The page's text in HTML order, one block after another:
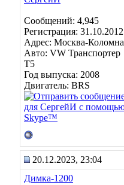
Сообщений: 4,945
Регистрация: 31.10.2012
Адрес: Москва-Коломна
Авто: VW Транспортер
Т5
Год выпуска: 2008
Двигатель: BRS
20.12.2023, 23:04
Димка-1200